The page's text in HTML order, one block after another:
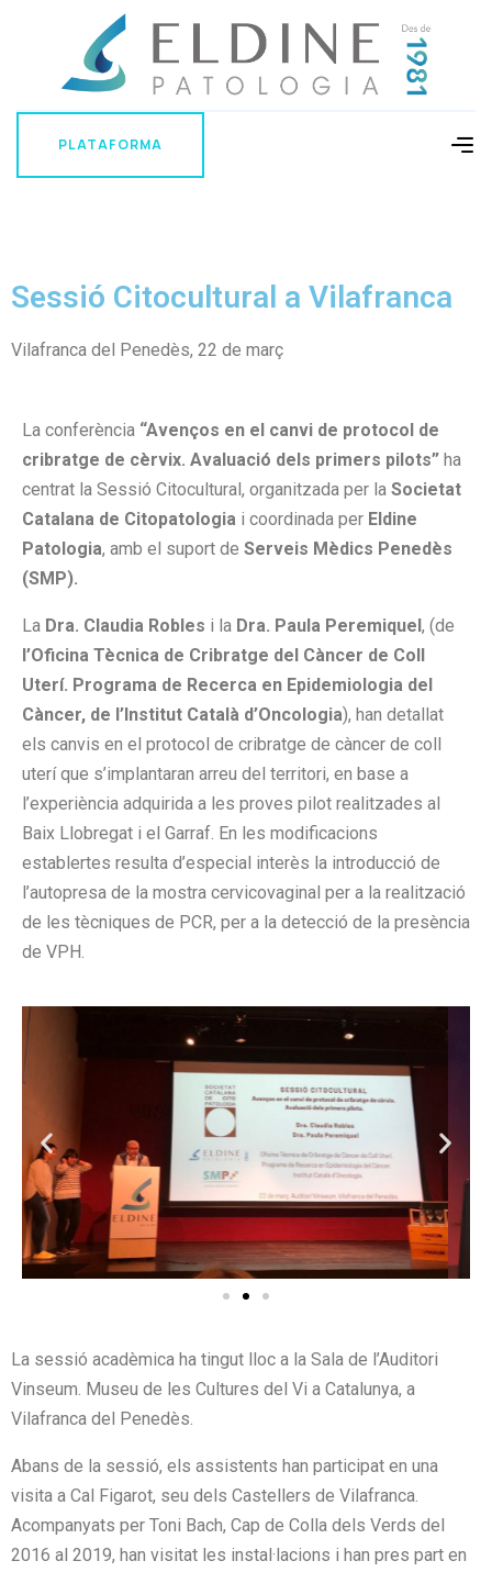
PLATAFORMA
Sessió Citocultural a Vilafranca
Vilafranca del Penedès, 22 de març
La conferència “Avenços en el canvi de protocol de
cribratge de cèrvix. Avaluació dels primers pilots” ha
centrat la Sessió Citocultural, organitzada per la Societat
Catalana de Citopatologia i coordinada per Eldine
Patologia, amb el suport de Serveis Mèdics Penedès
(SMP).
La Dra. Claudia Robles i la Dra. Paula Peremiquel, (de
l’Oficina Tècnica de Cribratge del Càncer de Coll
Uterí. Programa de Recerca en Epidemiologia del
Càncer, de l’Institut Català d’Oncologia), han detallat
els canvis en el protocol de cribratge de càncer de coll
uterí que s’implantaran arreu del territori, en base a
l’experiència adquirida a les proves pilot realitzades al
Baix Llobregat i el Garraf. En les modificacions
establertes resulta d’especial interès la introducció de
l’autopresa de la mostra cervicovaginal per a la realització
de les tècniques de PCR, per a la detecció de la presència
de VPH.
La sessió acadèmica ha tingut lloc a la Sala de l’Auditori
Vinseum. Museu de les Cultures del Vi a Catalunya, a
Vilafranca del Penedès.
Abans de la sessió, els assistents han participat en una
visita a Cal Figarot, seu dels Castellers de Vilafranca.
Acompanyats per Toni Bach, Cap de Colla dels Verds del
2016 al 2019, han visitat les instal·lacions i han pres part en